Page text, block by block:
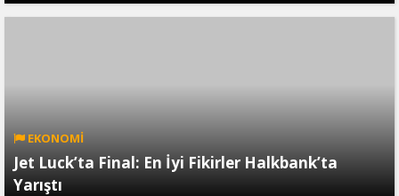
EKONOMİ
Jet Luck’ta Final: En İyi Fikirler Halkbank’ta
Yarıştı